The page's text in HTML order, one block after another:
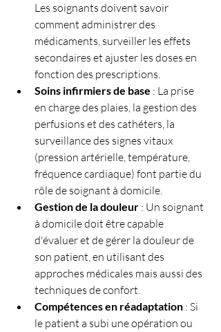
Les soignants doivent savoir
comment administrer des
médicaments, surveiller les effets
secondaires et ajuster les doses en
fonction des prescriptions.
Soins infirmiers de base : La prise
en charge des plaies, la gestion des
perfusions et des cathéters, la
surveillance des signes vitaux
(pression artérielle, température,
fréquence cardiaque) font partie du
rôle de soignant à domicile.
Gestion de la douleur : Un soignant
à domicile doit être capable
d'évaluer et de gérer la douleur de
son patient, en utilisant des
approches médicales mais aussi des
techniques de confort.
Compétences en réadaptation : Si
le patient a subi une opération ou